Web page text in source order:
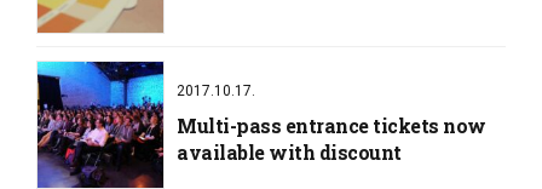
2017.10.17.
Multi-pass entrance tickets now
available with discount